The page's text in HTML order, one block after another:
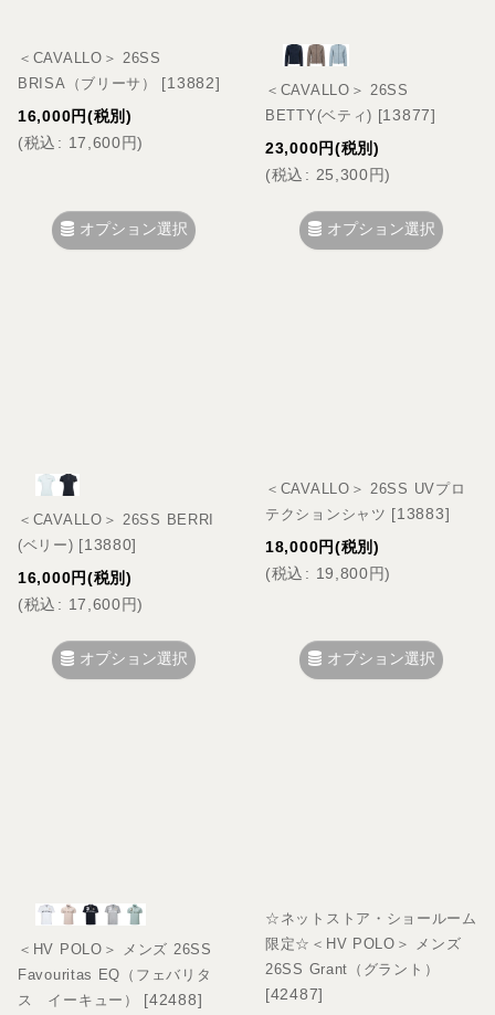
＜CAVALLO＞ 26SS
BRISA（ブリーサ）
[13882]
16,000円(税別)
(税込 : 17,600円)
オプション選択
＜CAVALLO＞ 26SS
BETTY(ベティ) [13877]
23,000円(税別)
(税込 : 25,300円)
オプション選択
＜CAVALLO＞ 26SS BERRI
(ベリー) [13880]
16,000円(税別)
(税込 : 17,600円)
オプション選択
＜CAVALLO＞ 26SS UVプロ
テクションシャツ [13883]
18,000円(税別)
(税込 : 19,800円)
オプション選択
＜HV POLO＞ メンズ 26SS
Favouritas EQ（フェバリタ
ス イーキュー）
[42488]
☆ネットストア・ショールーム
限定☆＜HV POLO＞ メンズ
26SS Grant（グラント）
[42487]